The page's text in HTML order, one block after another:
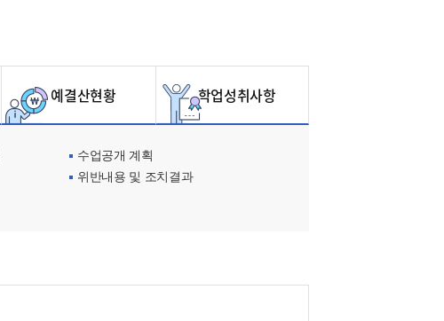
예결산현황 학업성취사항
수업공개 계획
위반내용 및 조치결과